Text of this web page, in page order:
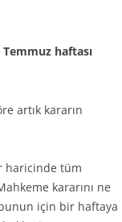
haftası
artık kararın
haricinde tüm
kararını ne
için bir haftaya